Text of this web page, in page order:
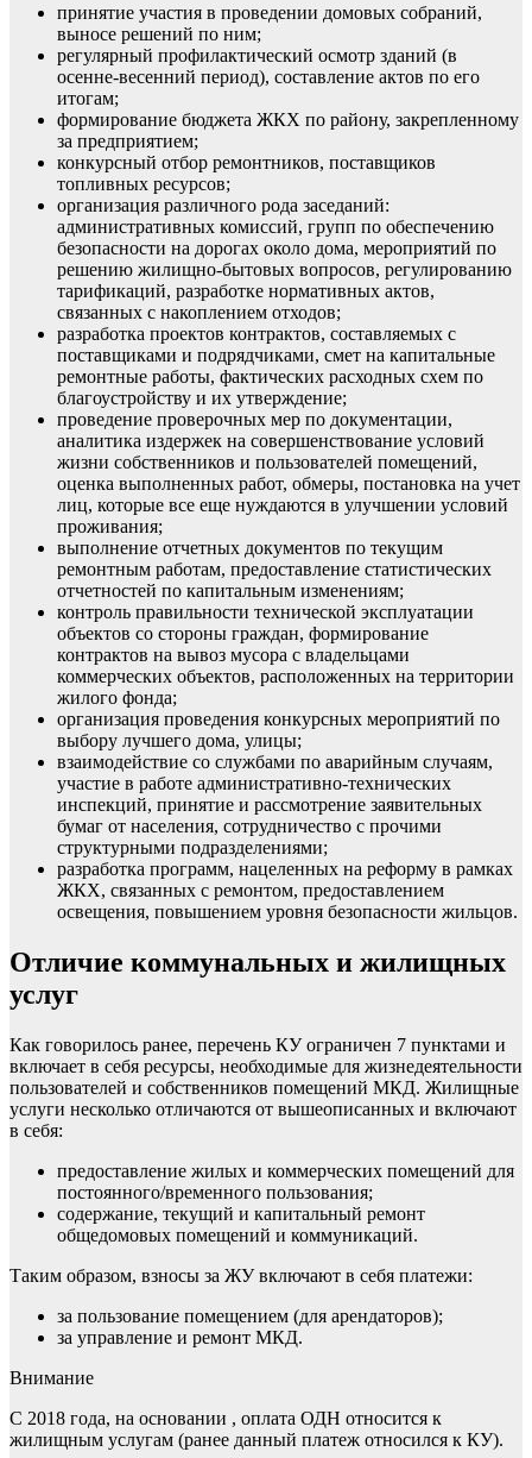
принятие участия в проведении домовых собраний,
выносе решений по ним;
регулярный профилактический осмотр зданий (в
осенне-весенний период), составление актов по его
итогам;
формирование бюджета ЖКХ по району, закрепленному
за предприятием;
конкурсный отбор ремонтников, поставщиков
топливных ресурсов;
организация различного рода заседаний:
административных комиссий, групп по обеспечению
безопасности на дорогах около дома, мероприятий по
решению жилищно-бытовых вопросов, регулированию
тарификаций, разработке нормативных актов,
связанных с накоплением отходов;
разработка проектов контрактов, составляемых с
поставщиками и подрядчиками, смет на капитальные
ремонтные работы, фактических расходных схем по
благоустройству и их утверждение;
проведение проверочных мер по документации,
аналитика издержек на совершенствование условий
жизни собственников и пользователей помещений,
оценка выполненных работ, обмеры, постановка на учет
лиц, которые все еще нуждаются в улучшении условий
проживания;
выполнение отчетных документов по текущим
ремонтным работам, предоставление статистических
отчетностей по капитальным изменениям;
контроль правильности технической эксплуатации
объектов со стороны граждан, формирование
контрактов на вывоз мусора с владельцами
коммерческих объектов, расположенных на территории
жилого фонда;
организация проведения конкурсных мероприятий по
выбору лучшего дома, улицы;
взаимодействие со службами по аварийным случаям,
участие в работе административно-технических
инспекций, принятие и рассмотрение заявительных
бумаг от населения, сотрудничество с прочими
структурными подразделениями;
разработка программ, нацеленных на реформу в рамках
ЖКХ, связанных с ремонтом, предоставлением
освещения, повышением уровня безопасности жильцов.
Отличие коммунальных и жилищных
услуг
Как говорилось ранее, перечень КУ ограничен 7 пунктами и
включает в себя ресурсы, необходимые для жизнедеятельности
пользователей и собственников помещений МКД. Жилищные
услуги несколько отличаются от вышеописанных и включают
в себя:
предоставление жилых и коммерческих помещений для
постоянного/временного пользования;
содержание, текущий и капитальный ремонт
общедомовых помещений и коммуникаций.
Таким образом, взносы за ЖУ включают в себя платежи:
за пользование помещением (для арендаторов);
за управление и ремонт МКД.
Внимание
С 2018 года, на основании , оплата ОДН относится к
жилищным услугам (ранее данный платеж относился к КУ).